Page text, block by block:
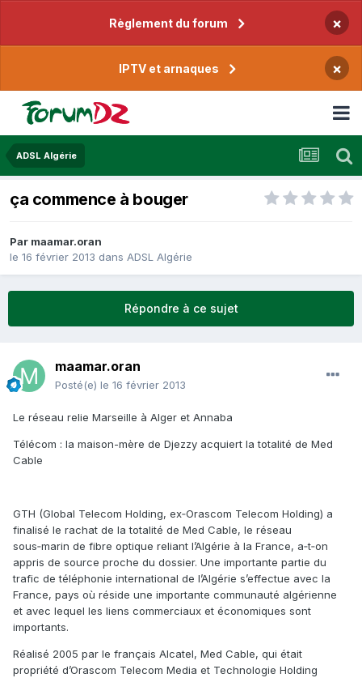
Règlement du forum ×
IPTV et arnaques ×
ADSL Algérie
ça commence à bouger
Par maamar.oran
le 16 février 2013 dans ADSL Algérie
Répondre à ce sujet
maamar.oran
Posté(e) le 16 février 2013
Le réseau relie Marseille à Alger et Annaba
Télécom : la maison-mère de Djezzy acquiert la totalité de Med
Cable
GTH (Global Telecom Holding, ex‑Orascom Telecom Holding) a
finalisé le rachat de la totalité de Med Cable, le réseau
sous‑marin de fibre optique reliant l’Algérie à la France, a‑t‑on
appris de source proche du dossier. Une importante partie du
trafic de téléphonie international de l’Algérie s’effectue avec la
France, pays où réside une importante communauté algérienne
et avec lequel les liens commerciaux et économiques sont
importants.
Réalisé 2005 par le français Alcatel, Med Cable, qui était
propriété d’Orascom Telecom Media et Technologie Holding